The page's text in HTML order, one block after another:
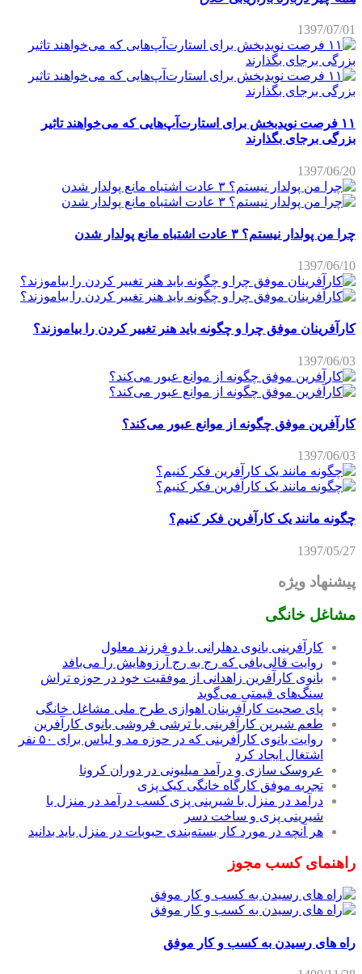
1397/07/01
۱۱ فرصت نویدبخش برای استارت‌آپ‌هایی که می‌خواهند تاثیر
بزرگی برجای بگذارند
1397/06/20
چرا من پولدار نیستم؟ ۳ عادت اشتباه مانع پولدار شدن
1397/06/10
کارآفرینان موفق چرا و چگونه باید هنر تغییر کردن را بیاموزند؟
1397/06/03
کارآفرین موفق چگونه از موانع عبور می‌کند؟
1397/06/03
چگونه مانند یک کارآفرین فکر کنیم؟
1397/05/27
پیشنهاد ویژه
مشاغل خانگی
کارآفرینی بانوی دهلرانی با دو فرزند معلول
روایت قالی‌بافی که رج به رج آرزوهایش را می‌بافد
بانوی کارآفرین زاهدانی از موفقیت خود در حوزه تراش
سنگ‌های قیمتی می‌گوید
پای صحبت کارآفرینان اهوازی طرح ملی مشاغل خانگی
طعم شیرین کارآفرینی با ترشی فروشی بانوی کارآفرین
روایت بانوی کارآفرینی که در حوزه مد و لباس برای ۵۰ نفر
اشتغال ایجاد کرد
عروسک سازی و درآمد میلیونی در دوران کرونا
تجربه موفق کارگاه خانگی کیک پزی
درآمد در منزل با شیرینی پزی کسب درآمد در منزل با
شیرینی پزی و ساخت دسر
هر آنچه در مورد کار بسته‌بندی حبوبات در منزل باید بدانید
راهنمای کسب مجوز
راه های رسیدن به کسب و کار موفق